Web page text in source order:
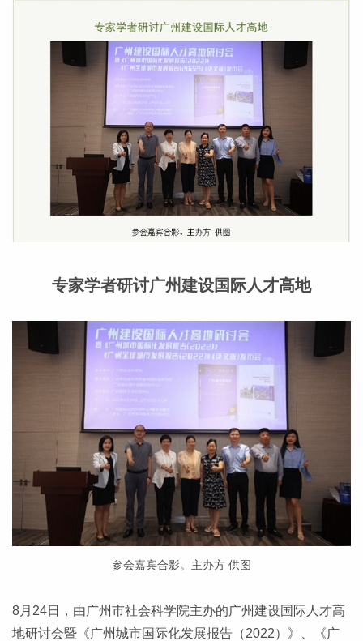
专家学者研讨广州建设国际人才高地
参会嘉宾合影。主办方 供图
8月24日，由广州市社会科学院主办的广州建设国际人才高
地研讨会暨《广州城市国际化发展报告（2022）》、《广